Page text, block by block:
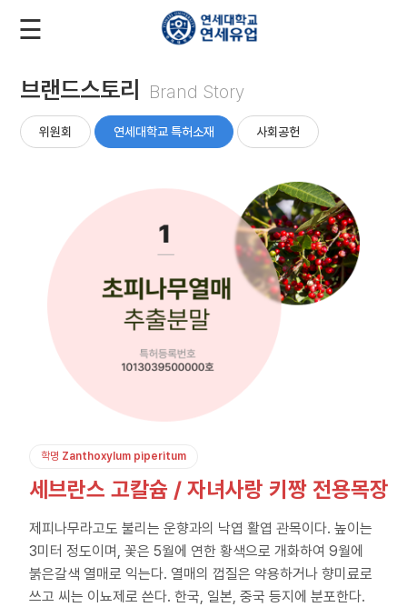
회
회
사
소
제
개
랜
드
토
리
☰
브랜드스토리 Brand Story
위원회 연세대학교 특허소재 사회공헌
학명 Zanthoxylum piperitum
세브란스 고칼슘 / 자녀사랑 키짱 전용목장
제피나무라고도 불리는 운향과의 낙엽 활엽 관목이다. 높이는
3미터 정도이며, 꽃은 5월에 연한 황색으로 개화하여 9월에
붉은갈색 열매로 익는다. 열매의 껍질은 약용하거나 향미료로
쓰고 씨는 이뇨제로 쓴다. 한국, 일본, 중국 등지에 분포한다.